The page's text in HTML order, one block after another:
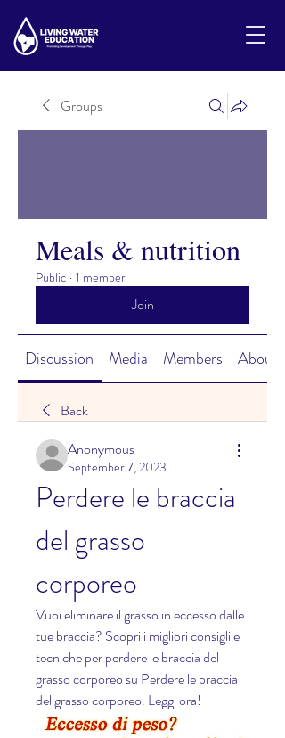
Groups
Meals & nutrition
Public · 1 member
Join
Discussion Media Members About
Back
Anonymous
September 7, 2023
Perdere le braccia
del grasso
corporeo
Vuoi eliminare il grasso in eccesso dalle
tue braccia? Scopri i migliori consigli e
tecniche per perdere le braccia del
grasso corporeo su Perdere le braccia
del grasso corporeo. Leggi ora!